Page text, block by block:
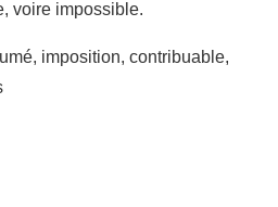
voire impossible.
imposition, contribuable,